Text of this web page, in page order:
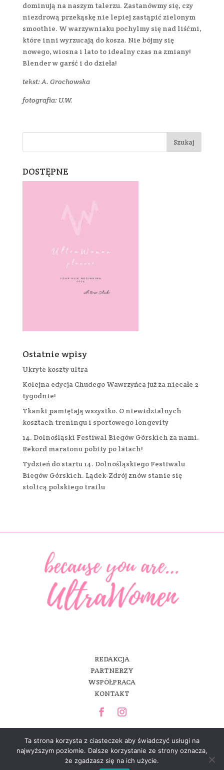
dominują na naszym talerzu. Zastanówmy się, czy
niezdrową przekąskę nie lepiej zastąpić zielonym
smoothie. W warzywniaku pochylmy się nad liśćmi,
które inni wyrzucają do kosza. Nie bójmy się
nowego, wiosna i lato to idealny czas na zmiany!
Blender w garść i do dzieła!
tekst: A. Grochowska
fotografia: U.W.
DOSTĘPNE
Ostatnie wpisy
Ukryte koszty ultra
Kolejna edycja Chudego Wawrzyńca już za niecałe 2
tygodnie!
Tkanki pamiętają wszystko. O niewidzialnych
kosztach treningu i sportowego longevity
14. Dolnośląski Festiwal Biegów Górskich za nami.
Rekord maratonu pobity po latach!
Tydzień do startu 14. Dolnośląskiego Festiwalu
Biegów Górskich. Lądek-Zdrój znów stanie się
stolicą polskiego trailu
REDAKCJA
PARTNERZY
WSPÓŁPRACA
KONTAKT
Ta strona korzysta z ciasteczek aby świadczyć usługi na
najwyższym poziomie. Dalsze korzystanie ze strony oznacza,
że zgadzasz się na ich użycie.